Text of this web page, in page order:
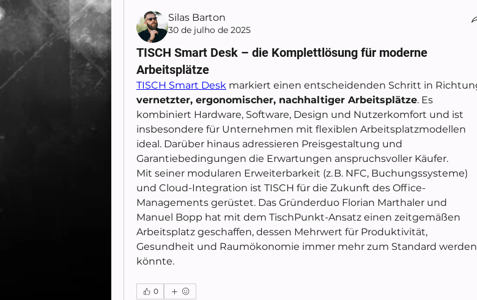
Silas Barton
30 de julho de 2025
TISCH Smart Desk – die Komplettlösung für moderne
Arbeitsplätze
TISCH Smart Desk
vernetzter, ergonomischer, nachhaltiger Arbeitsplätze. Es
kombiniert Hardware, Software, Design und Nutzerkomfort und ist
insbesondere für Unternehmen mit flexiblen Arbeitsplatzmodellen
ideal. Darüber hinaus adressieren Preisgestaltung und
Garantiebedingungen die Erwartungen anspruchsvoller Käufer.
Mit seiner modularen Erweiterbarkeit (z. B. NFC, Buchungssysteme)
und Cloud-Integration ist TISCH für die Zukunft des Office-
Managements gerüstet. Das Gründerduo Florian Marthaler und
Manuel Bopp hat mit dem TischPunkt-Ansatz einen zeitgemäßen
Arbeitsplatz geschaffen, dessen Mehrwert für Produktivität,
Gesundheit und Raumökonomie immer mehr zum Standard werden
könnte.
0